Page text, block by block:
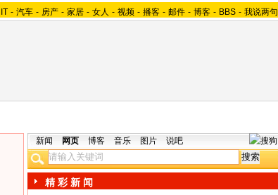
IT - 汽车 - 房产 - 家居 - 女人 - 视频 - 播客 - 邮件 - 博客 - BBS - 我说两句
新闻 网页 博客 音乐 图片 说吧
精 彩 新 闻